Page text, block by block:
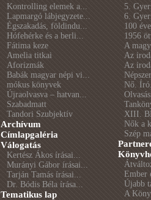
Kontrolling elemek a...
Lapmargó lábjegyzete...
Égszakadás, földindu...
Hófehérke és a berli...
Fátima keze
Amelia titkai
Aforizmák
Babák magyar népi vi...
mókus könyvek
Újraolvasva – hatvan...
Szabadmatt
Tandori Szubjektív
Archívum
Címlapgaléria
Válogatás
Kertész Ákos írásai...
Murányi Gábor írásai...
Tarján Tamás írásai...
Dr. Bódis Béla írása...
Tematikus lap
5.
6.
100
1956
A
Az
Az
Nő.
XIII.
Nők a
Szép
Ember
Újabb
A